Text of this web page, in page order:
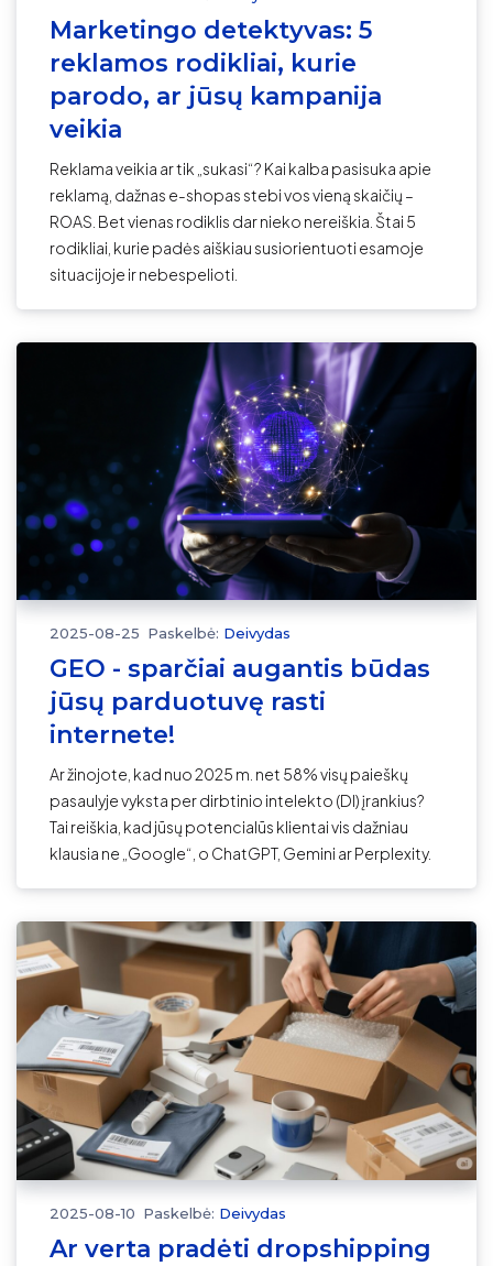
Marketingo detektyvas: 5
reklamos rodikliai, kurie
parodo, ar jūsų kampanija
veikia
Reklama veikia ar tik „sukasi“? Kai kalba pasisuka apie
reklamą, dažnas e-shopas stebi vos vieną skaičių –
ROAS. Bet vienas rodiklis dar nieko nereiškia. Štai 5
rodikliai, kurie padės aiškiau susiorientuoti esamoje
situacijoje ir nebespelioti.
2025-08-25 Paskelbė: Deivydas
GEO - sparčiai augantis būdas
jūsų parduotuvę rasti
internete!
Ar žinojote, kad nuo 2025 m. net 58% visų paieškų
pasaulyje vyksta per dirbtinio intelekto (DI) įrankius?
Tai reiškia, kad jūsų potencialūs klientai vis dažniau
klausia ne „Google“, o ChatGPT, Gemini ar Perplexity.
2025-08-10 Paskelbė: Deivydas
Ar verta pradėti dropshipping